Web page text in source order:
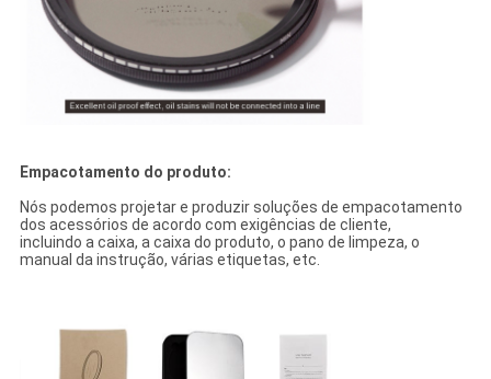
Empacotamento do produto:
Nós podemos projetar e produzir soluções de empacotamento
dos acessórios de acordo com exigências de cliente,
incluindo a caixa, a caixa do produto, o pano de limpeza, o
manual da instrução, várias etiquetas, etc.